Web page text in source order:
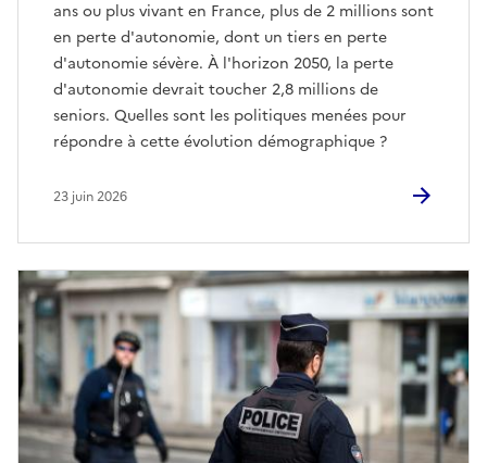
ans ou plus vivant en France, plus de 2 millions sont
en perte d'autonomie, dont un tiers en perte
d'autonomie sévère. À l'horizon 2050, la perte
d'autonomie devrait toucher 2,8 millions de
seniors. Quelles sont les politiques menées pour
répondre à cette évolution démographique ?
23 juin 2026